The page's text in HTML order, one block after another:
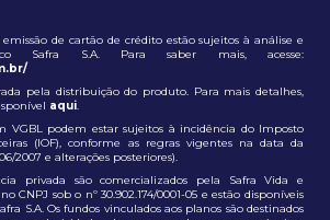
de cartão de crédito estão sujeitos à análise e
Safra S.A. Para saber mais, acesse:
pela distribuição do produto. Para mais detalhes,
aqui.
VGBL podem estar sujeitos à incidência do Imposto
(IOF), conforme as regras vigentes na data da
2007 e alterações posteriores).
privada são comercializados pela Safra Vida e
CNPJ sob o nº 30.902.174/0001-05 e estão disponíveis
S.A. Os fundos vinculados aos planos são destinados